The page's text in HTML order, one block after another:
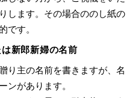
します。その場合ののし紙の
です。
新郎新婦の名前
り主の名前を書きますが、名
ンがあります。